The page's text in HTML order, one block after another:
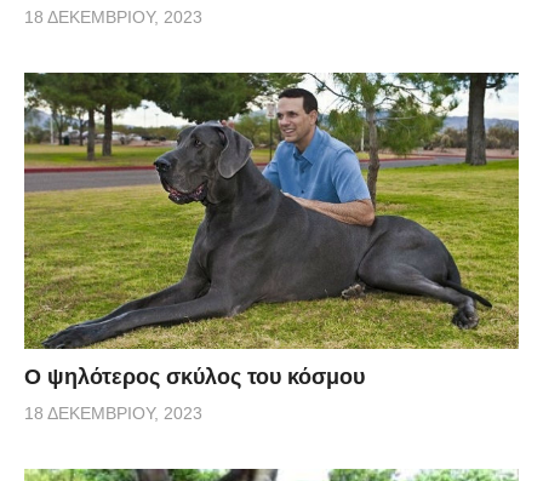
18 ΔΕΚΕΜΒΡΊΟΥ, 2023
Ο ψηλότερος σκύλος του κόσμου
18 ΔΕΚΕΜΒΡΊΟΥ, 2023